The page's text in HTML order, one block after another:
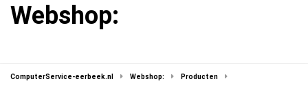
Webshop:
ComputerService-eerbeek.nl Webshop: Producten